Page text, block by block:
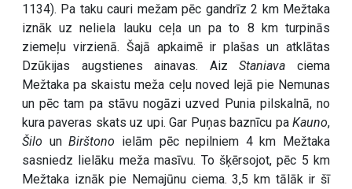
1134). Pa taku cauri mežam pēc gandrīz 2 km Mežtaka
iznāk uz neliela lauku ceļa un pa to 8 km turpinās
ziemeļu virzienā. Šajā apkaimē ir plašas un atklātas
Dzūkijas augstienes ainavas. AizStaniava ciema
Mežtaka pa skaistu meža ceļu noved lejā pie Nemunas
un pēc tam pa stāvu nogāzi uzved Punia pilskalnā, no
kura paveras skats uz upi. Gar Puņas baznīcu pa Kauno,
Šilo unBirštono ielām pēc nepilniem 4 km Mežtaka
sasniedz lielāku meža masīvu. To šķērsojot, pēc 5 km
Mežtaka iznāk pie Nemajūnu ciema. 3,5 km tālāk ir šī